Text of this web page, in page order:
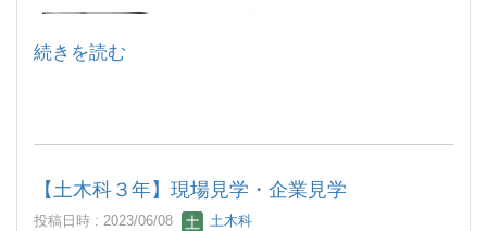
続きを読む
【土木科３年】現場見学・企業見学
投稿日時 : 2023/06/08 土木科